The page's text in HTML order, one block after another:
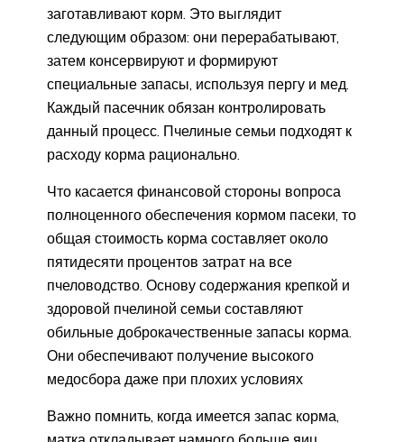
заготавливают корм. Это выглядит
следующим образом: они перерабатывают,
затем консервируют и формируют
специальные запасы, используя пергу и мед.
Каждый пасечник обязан контролировать
данный процесс. Пчелиные семьи подходят к
расходу корма рационально.
Что касается финансовой стороны вопроса
полноценного обеспечения кормом пасеки, то
общая стоимость корма составляет около
пятидесяти процентов затрат на все
пчеловодство. Основу содержания крепкой и
здоровой пчелиной семьи составляют
обильные доброкачественные запасы корма.
Они обеспечивают получение высокого
медосбора даже при плохих условиях
Важно помнить, когда имеется запас корма,